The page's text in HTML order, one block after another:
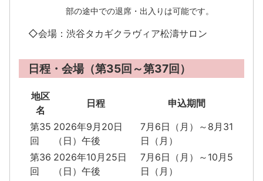
部の途中での退席・出入りは可能です。
◇会場：渋谷タカギクラヴィア松濤サロン
日程・会場（第35回～第37回）
地区
名
日程
申込期間
第35
回
2026年9月20日
（日）午後
7月6日（月）～8月31
日（月）
第36
回
2026年10月25日
（日）午後
7月6日（月）～10月5
日（月）